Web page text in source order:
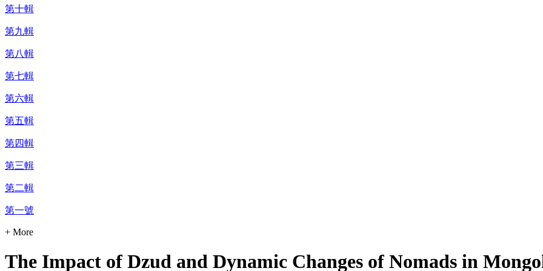
第十輯
第九輯
第八輯
第七輯
第六輯
第五輯
第四輯
第三輯
第二輯
第一號
+ More
The Impact of Dzud and Dynamic Changes of Nomads in